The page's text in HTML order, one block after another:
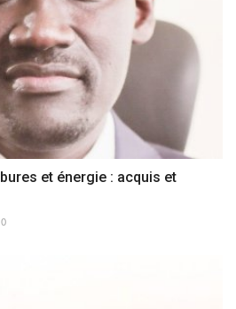
et énergie : acquis et
0